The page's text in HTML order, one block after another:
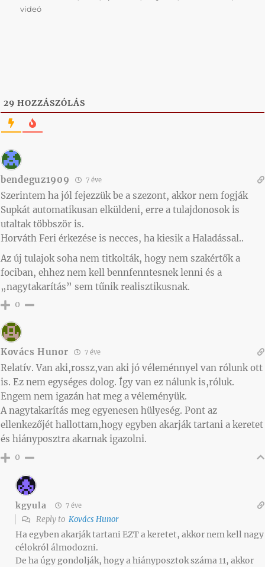
videó
29 HOZZÁSZÓLÁS
bendeguz1909 7 éve
Szerintem ha jól fejezzük be a szezont, akkor nem fogják
Supkát automatikusan elküldeni, erre a tulajdonosok is
utaltak többször is.
Horváth Feri érkezése is necces, ha kiesik a Haladással..
Az új tulajok soha nem titkolták, hogy nem szakértők a
fociban, ehhez nem kell bennfenntesnek lenni és a
„nagytakarítás” sem tűnik realisztikusnak.
0
Kovács Hunor 7 éve
Relatív. Van aki,rossz,van aki jó véleménnyel van rólunk ott
is. Ez nem egységes dolog. Így van ez nálunk is,róluk.
Engem nem igazán hat meg a véleményük.
A nagytakarítás meg egyenesen hülyeség. Pont az
ellenkezőjét hallottam,hogy egyben akarják tartani a keretet
és hiányposztra akarnak igazolni.
0
kgyula 7 éve
Reply to Kovács Hunor
Ha egyben akarják tartani EZT a keretet, akkor nem kell nagy
célokról álmodozni.
De ha úgy gondolják, hogy a hiányposztok száma 11, akkor